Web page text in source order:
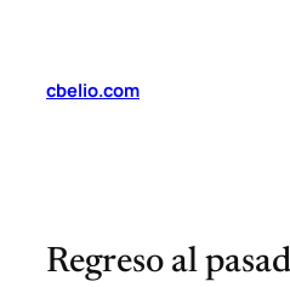
contenido
cbelio.com
Regreso al